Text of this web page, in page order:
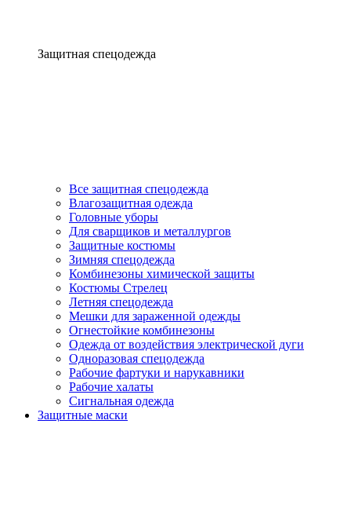
Защитная спецодежда
Все защитная спецодежда
Влагозащитная одежда
Головные уборы
Для сварщиков и металлургов
Защитные костюмы
Зимняя спецодежда
Комбинезоны химической защиты
Костюмы Стрелец
Летняя спецодежда
Мешки для зараженной одежды
Огнестойкие комбинезоны
Одежда от воздействия электрической дуги
Одноразовая спецодежда
Рабочие фартуки и нарукавники
Рабочие халаты
Сигнальная одежда
Защитные маски